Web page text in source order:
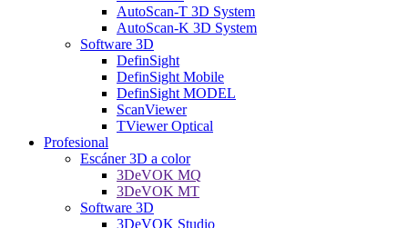
AutoScan-T 3D System
AutoScan-K 3D System
Software 3D
DefinSight
DefinSight Mobile
DefinSight MODEL
ScanViewer
TViewer Optical
Profesional
Escáner 3D a color
3DeVOK MQ
3DeVOK MT
Software 3D
3DeVOK Studio